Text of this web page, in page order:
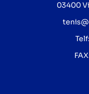
03400